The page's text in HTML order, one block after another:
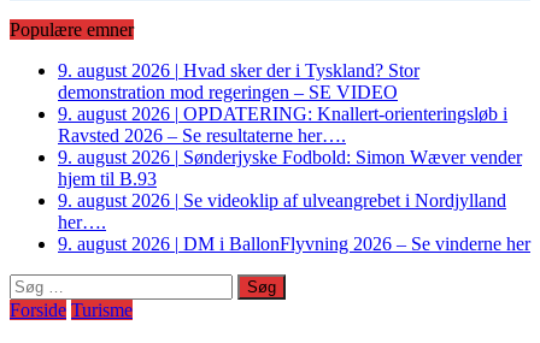
Populære emner
9. august 2026 | Hvad sker der i Tyskland? Stor
demonstration mod regeringen – SE VIDEO
9. august 2026 | OPDATERING: Knallert-orienteringsløb i
Ravsted 2026 – Se resultaterne her….
9. august 2026 | Sønderjyske Fodbold: Simon Wæver vender
hjem til B.93
9. august 2026 | Se videoklip af ulveangrebet i Nordjylland
her….
9. august 2026 | DM i BallonFlyvning 2026 – Se vinderne her
Søg
efter:
Forside Turisme